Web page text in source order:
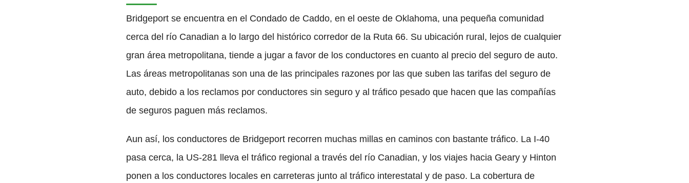
Bridgeport se encuentra en el Condado de Caddo, en el oeste de Oklahoma, una pequeña comunidad
cerca del río Canadian a lo largo del histórico corredor de la Ruta 66. Su ubicación rural, lejos de cualquier
gran área metropolitana, tiende a jugar a favor de los conductores en cuanto al precio del seguro de auto.
Las áreas metropolitanas son una de las principales razones por las que suben las tarifas del seguro de
auto, debido a los reclamos por conductores sin seguro y al tráfico pesado que hacen que las compañías
de seguros paguen más reclamos.
Aun así, los conductores de Bridgeport recorren muchas millas en caminos con bastante tráfico. La I-40
pasa cerca, la US-281 lleva el tráfico regional a través del río Canadian, y los viajes hacia Geary y Hinton
ponen a los conductores locales en carreteras junto al tráfico interestatal y de paso. La cobertura de